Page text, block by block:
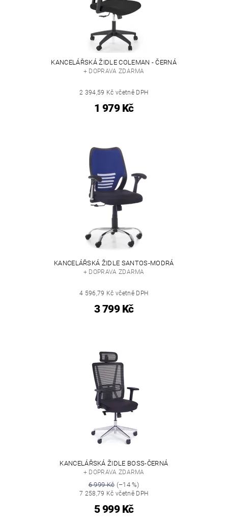
KANCELÁŘSKÁ ŽIDLE COLEMAN - ČERNÁ
+ DOPRAVA ZDARMA
2 394,59 Kč včetně DPH
1 979 Kč
KANCELÁŘSKÁ ŽIDLE SANTOS-MODRÁ
+ DOPRAVA ZDARMA
4 596,79 Kč včetně DPH
3 799 Kč
KANCELÁŘSKÁ ŽIDLE BOSS-ČERNÁ
+ DOPRAVA ZDARMA
6 999 Kč(–14 %)
7 258,79 Kč včetně DPH
5 999 Kč